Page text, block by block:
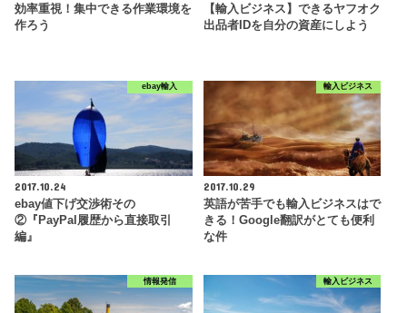
効率重視！集中できる作業環境を
作ろう
【輸入ビジネス】できるヤフオク
出品者IDを自分の資産にしよう
ebay輸入
2017.10.24
ebay値下げ交渉術その
②『PayPal履歴から直接取引
編』
輸入ビジネス
2017.10.29
英語が苦手でも輸入ビジネスはで
きる！Google翻訳がとても便利
な件
情報発信 輸入ビジネス